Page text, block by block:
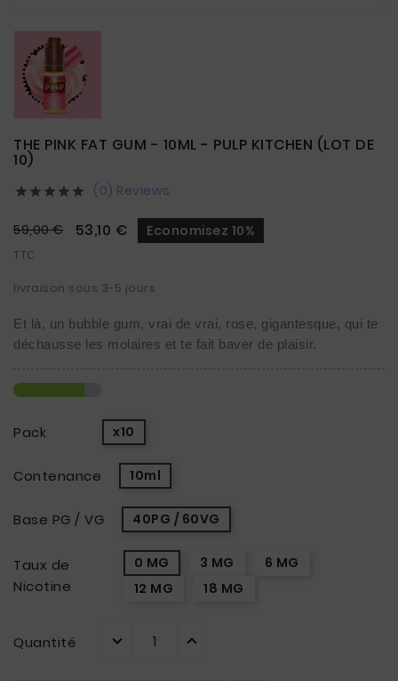
THE PINK FAT GUM - 10ML - PULP KITCHEN (LOT DE
10)
     (0) Reviews
59,00 € 53,10 € Economisez 10%
TTC
livraison sous 3-5 jours
Et là, un bubble gum, vrai de vrai, rose, gigantesque, qui te
déchausse les molaires et te fait baver de plaisir.
Pack x10
Contenance 10ml
Base PG / VG 40PG / 60VG
Taux de
Nicotine
0 MG 3 MG
6 MG
12 MG
18 MG
Quantité